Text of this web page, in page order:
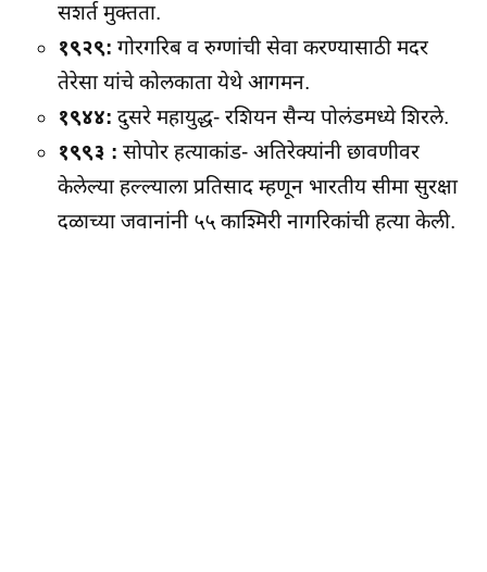
सशर्त मुक्तता.
१९२९: गोरगरिब व रुग्णांची सेवा करण्यासाठी मदर
तेरेसा यांचे कोलकाता येथे आगमन.
१९४४: दुसरे महायुद्ध- रशियन सैन्य पोलंडमध्ये शिरले.
१९९३ : सोपोर हत्याकांड- अतिरेक्यांनी छावणीवर
केलेल्या हल्ल्याला प्रतिसाद म्हणून भारतीय सीमा सुरक्षा
दळाच्या जवानांनी ५५ काश्मिरी नागरिकांची हत्या केली.